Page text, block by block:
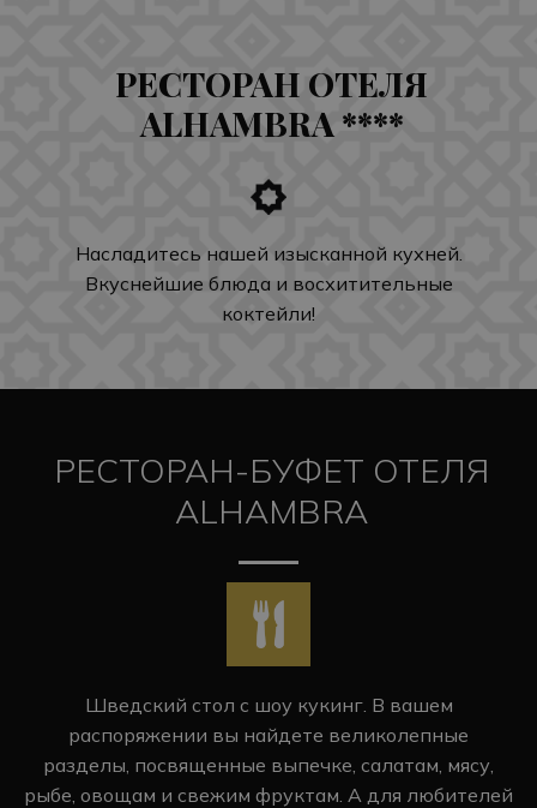
РЕСТОРАН ОТЕЛЯ
ALHAMBRA ****
Насладитесь нашей изысканной кухней.
Вкуснейшие блюда и восхитительные
коктейли!
РЕСТОРАН-БУФЕТ ОТЕЛЯ
ALHAMBRA
Шведский стол с шоу кукинг. В вашем
распоряжении вы найдете великолепные
разделы, посвященные выпечке, салатам, мясу,
рыбе, овощам и свежим фруктам. А для любителей